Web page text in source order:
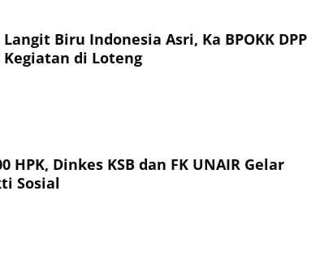
Biru Indonesia Asri, Ka BPOKK DPP
di Loteng
HPK, Dinkes KSB dan FK UNAIR Gelar
Sosial